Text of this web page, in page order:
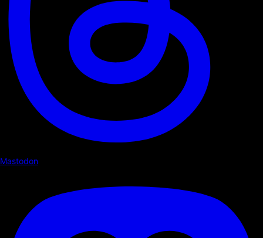
Mastodon